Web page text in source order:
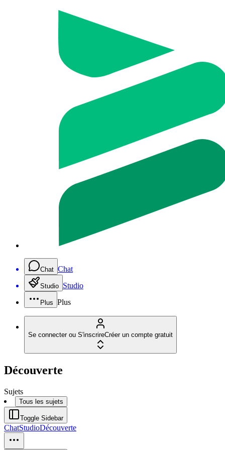
Chat Chat
Studio Studio
Plus Plus
Se connecter ou S'inscrireCréer un compte gratuit
Découverte
Sujets
Tous les sujets
Toggle Sidebar
ChatStudioDécouverte